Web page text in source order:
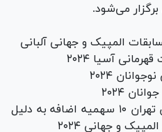
می‌شود.
۵- استان مازندران ۱۶ و استان تهران ۱۰ سهمیه اضافه به دلیل
و جهانی ۲۰۲۴